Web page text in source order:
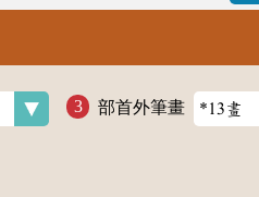
部首外筆畫